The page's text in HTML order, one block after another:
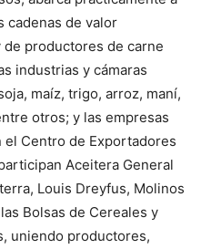
cadenas de valor
productores de carne
industrias y cámaras
maíz, trigo, arroz, maní,
otros; y las empresas
Centro de Exportadores
Aceitera General
Louis Dreyfus, Molinos
Bolsas de Cereales y
uniendo productores,